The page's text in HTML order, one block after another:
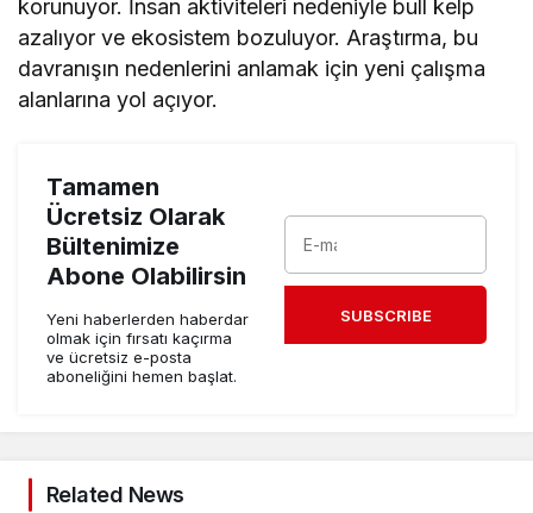
korunuyor. İnsan aktiviteleri nedeniyle bull kelp
azalıyor ve ekosistem bozuluyor. Araştırma, bu
davranışın nedenlerini anlamak için yeni çalışma
alanlarına yol açıyor.
Tamamen
Ücretsiz Olarak
Bültenimize
Abone Olabilirsin
Yeni haberlerden haberdar
olmak için fırsatı kaçırma
ve ücretsiz e-posta
aboneliğini hemen başlat.
SUBSCRIBE
Related News